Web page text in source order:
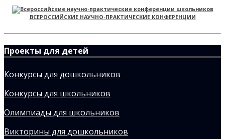
ВСЕРОССИЙСКИЕ НАУЧНО-ПРАКТИЧЕСКИЕ КОНФЕРЕНЦИИ
Проекты для детей
Конкурсы для дошкольников
Конкурсы для школьников
Олимпиады для школьников
Викторины для дошкольников